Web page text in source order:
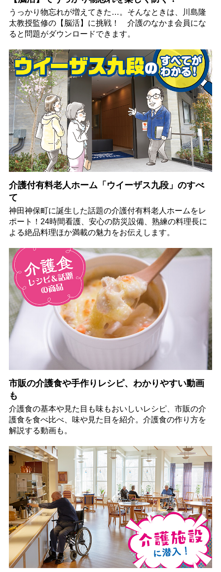
うっかり物忘れが増えてきた…。そんなときは、川島隆
太教授監修の【脳活】に挑戦！ 介護のなかま会員にな
ると問題がダウンロードできます。
介護付有料老人ホーム「ウイーザス九段」のすべ
て
神田神保町に誕生した話題の介護付有料老人ホームをレ
ポート！24時間看護、安心の防災設備、熟練の料理長に
よる絶品料理ほか満載の魅力をお伝えします。
市販の介護食や手作りレシピ、わかりやすい動画
も
介護食の基本や見た目も味もおいしいレシピ、市販の介
護食を食べ比べ、味や見た目を紹介。介護食の作り方を
解説する動画も。